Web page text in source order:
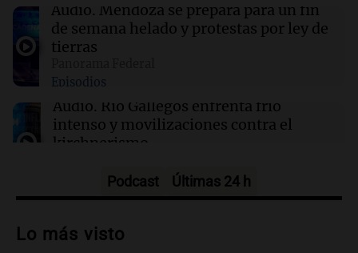
00:05
Clima en CABA: cómo estará el tiempo este
Audio. Mendoza se prepara para un fin
de semana helado y protestas por ley de
tierras
Episodios
Audio. Río Gallegos enfrenta frío
intenso y movilizaciones contra el
kirchnerismo
Audio.Debate en el Senado sobre
la soberanía digital en Argentina
Podcast Últimas 24 h
Lo más visto